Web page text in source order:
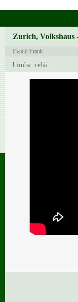
Zurich, Volkshaus
Ewald Frank
Limba: cehă